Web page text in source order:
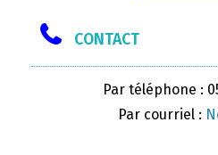
CONTACT
Par téléphone :
Par courriel :